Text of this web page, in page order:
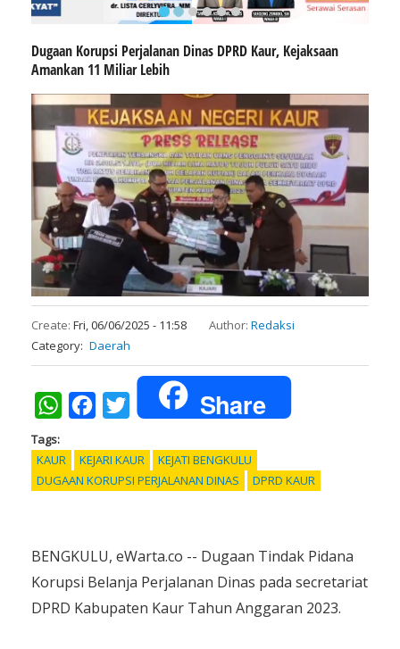
Dugaan Korupsi Perjalanan Dinas DPRD Kaur, Kejaksaan
Amankan 11 Miliar Lebih
Create: Fri, 06/06/2025 - 11:58 Author: Redaksi
Category Daerah
WhatsAppFacebookTwitter Share
Tags
KAUR
KEJARI KAUR
KEJATI BENGKULU
DUGAAN KORUPSI PERJALANAN DINAS
DPRD KAUR
BENGKULU, eWarta.co -- Dugaan Tindak Pidana
Korupsi Belanja Perjalanan Dinas pada secretariat
DPRD Kabupaten Kaur Tahun Anggaran 2023.